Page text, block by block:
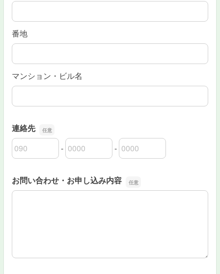
番地
マンション・ビル名
連絡先
連絡先の市外局番
-
連絡先の市内局番 -
連絡先の加入者番号
お問い合わせ・お申し込み内容
お問い合わせ・お申し込み内容